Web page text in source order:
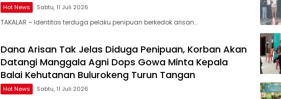
Hot News Sabtu, 11 Juli 2026
TAKALAR – Identitas terduga pelaku penipuan berkedok arisan…
Dana Arisan Tak Jelas Diduga Penipuan, Korban Akan
Datangi Manggala Agni Dops Gowa Minta Kepala
Balai Kehutanan Bulurokeng Turun Tangan
Hot News Sabtu, 11 Juli 2026